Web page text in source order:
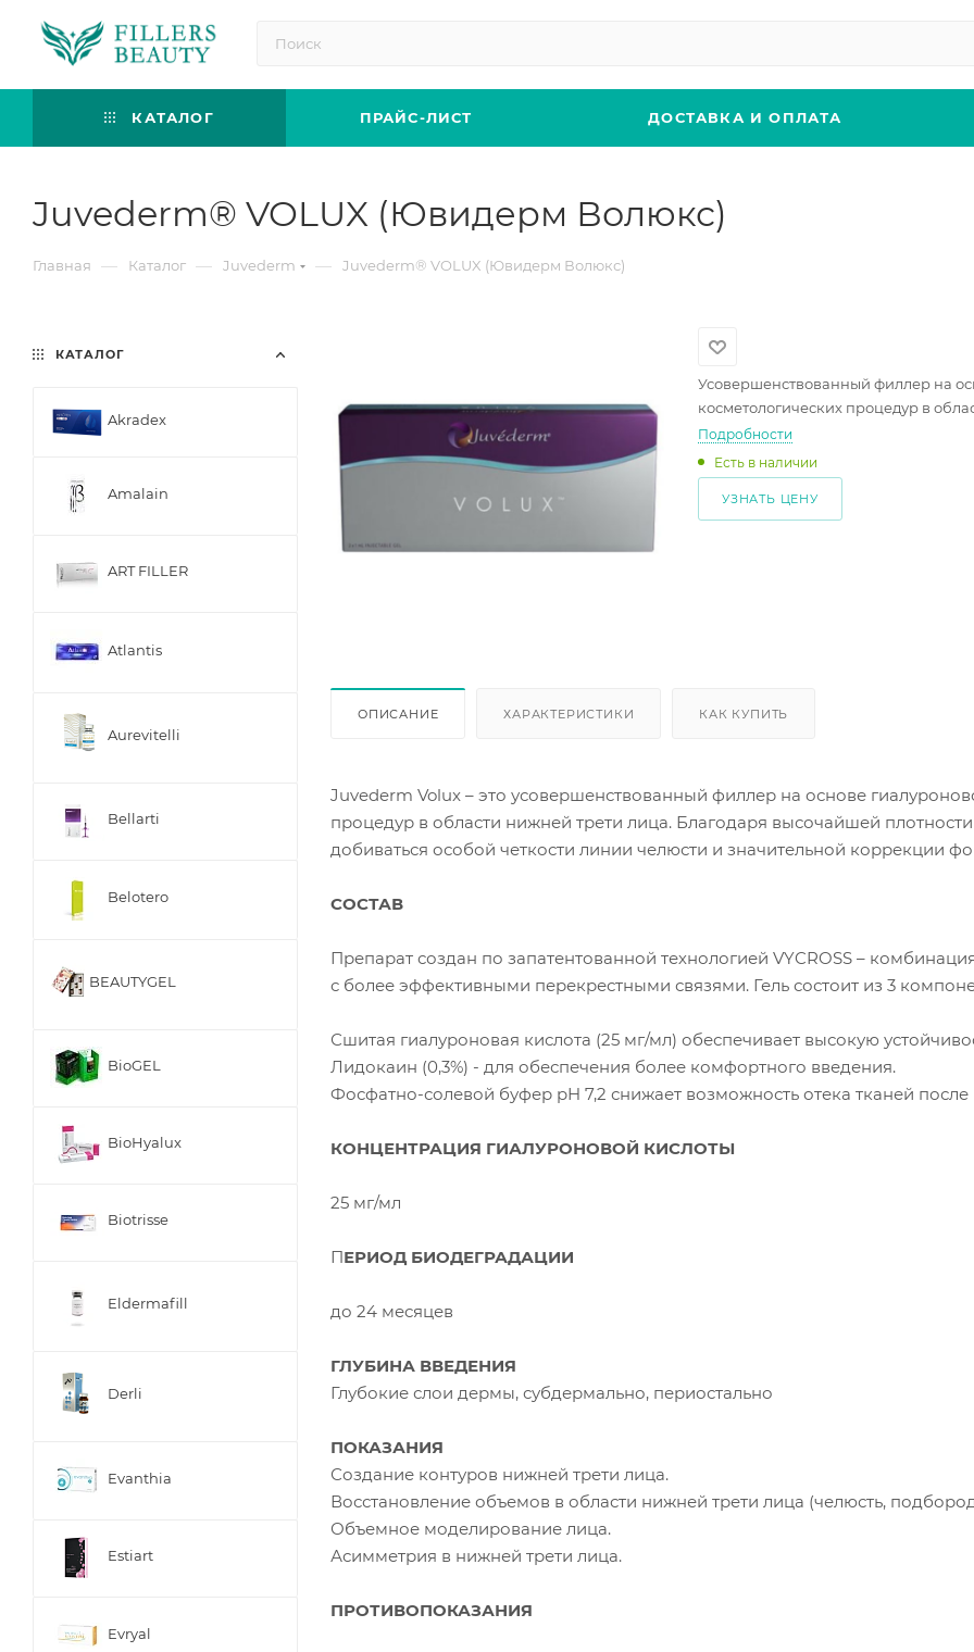
КАТАЛОГ ПРАЙС-ЛИСТ ДОСТАВКА И ОПЛАТА
Juvederm® VOLUX (Ювидерм Волюкс)
Главная — Каталог — Juvederm — Juvederm® VOLUX (Ювидерм Волюкс)
Усовершенствованный филлер на
косметологических процедур в
Подробности
Есть в наличии
УЗНАТЬ ЦЕНУ
ОПИСАНИЕ ХАРАКТЕРИСТИКИ КАК КУПИТЬ
Juvederm Volux – это усовершенствованный филлер на основе
процедур в области нижней трети лица. Благодаря высочайшей
добиваться особой четкости линии челюсти и значительной коррекции
СОСТАВ
Препарат создан по запатентованной технологией VYCROSS –
с более эффективными перекрестными связями. Гель состоит из 3
Сшитая гиалуроновая кислота (25 мг/мл) обеспечивает высокую
Лидокаин (0,3%) - для обеспечения более комфортного введения.
Фосфатно-солевой буфер pH 7,2 снижает возможность отека тканей
КОНЦЕНТРАЦИЯ ГИАЛУРОНОВОЙ КИСЛОТЫ
25 мг/мл
ПЕРИОД БИОДЕГРАДАЦИИ
до 24 месяцев
ГЛУБИНА ВВЕДЕНИЯ
Глубокие слои дермы, субдермально, периостально
ПОКАЗАНИЯ
Создание контуров нижней трети лица.
Восстановление объемов в области нижней трети лица (челюсть,
Объемное моделирование лица.
Асимметрия в нижней трети лица.
ПРОТИВОПОКАЗАНИЯ
КАТАЛОГ
Akradex
Amalain
ART FILLER
Atlantis
Aurevitelli
Bellarti
Belotero
BEAUTYGEL
BioGEL
BioHyalux
Biotrisse
Eldermafill
Derli
Evanthia
Estiart
Evryal